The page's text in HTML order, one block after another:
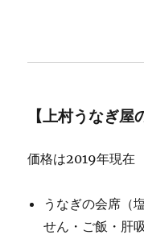
【上村うなぎ屋
価格は2019年現在
うなぎの会席（
せん・ご飯・